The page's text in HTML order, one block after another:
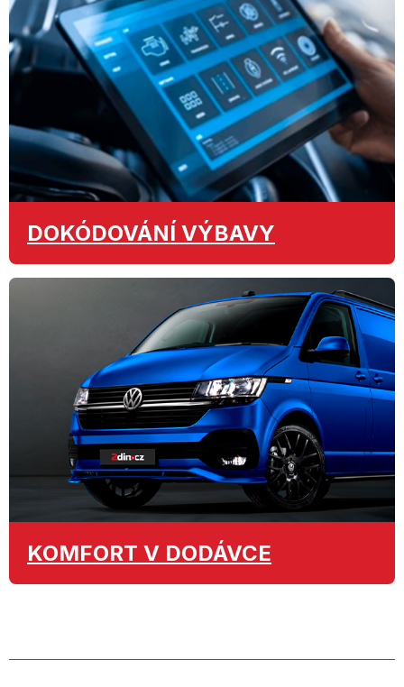
DOKÓDOVÁNÍ VÝBAVY
KOMFORT V DODÁVCE